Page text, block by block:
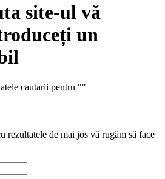
site-ul vă
un
cautarii pentru ""
rezultatele de mai jos vă rugăm să face